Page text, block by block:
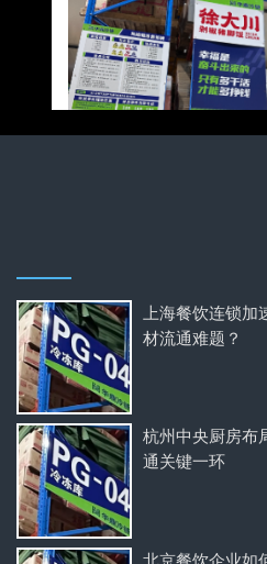
上海餐饮连锁
材流通难题？
杭州中央厨房布
通关键一环
北京餐饮企业如